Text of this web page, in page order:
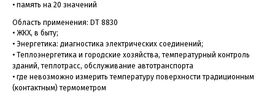
• память на 20 значений
Область применения: DT 8830
• ЖКХ, в быту;
• Энергетика: диагностика электрических соединений;
• Теплоэнергетика и городские хозяйства, температурный контроль
зданий, теплотрасс, обслуживание автотранспорта
• где невозможно измерить температуру поверхности традиционным
(контактным) термометром